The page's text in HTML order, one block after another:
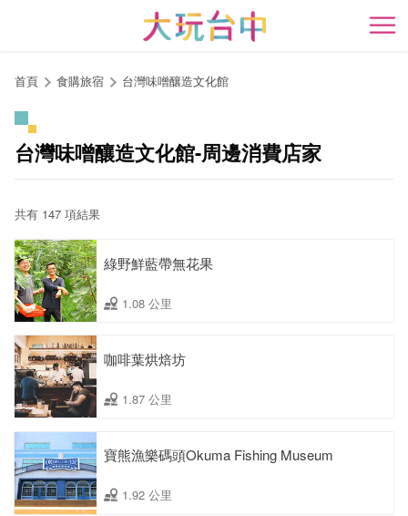
開
首頁 食購旅宿 台灣味噌釀造文化館
台灣味噌釀造文化館-周邊消費店家
共有 147 項結果
綠野鮮藍帶無花果
1.08 公里
咖啡葉烘焙坊
1.87 公里
寶熊漁樂碼頭Okuma Fishing Museum
1.92 公里